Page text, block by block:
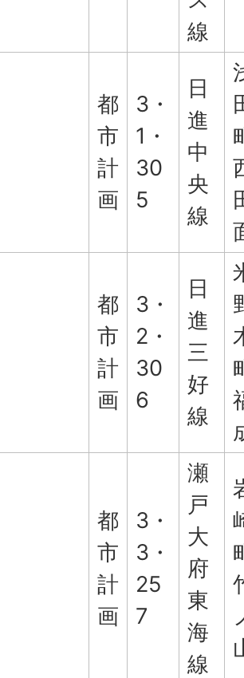
線
都
市
計
画
3・
1・
30
5
日
進
中
央
線
都
市
計
画
3・
2・
30
6
日
進
三
好
線
都
市
計
画
3・
3・
25
7
瀬
戸
大
府
東
海
線